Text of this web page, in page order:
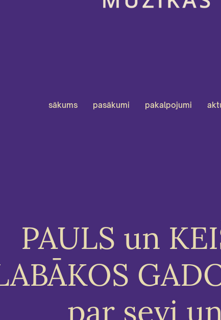
sākums pasākumi pakalpojumi
PAULS un
par sevi